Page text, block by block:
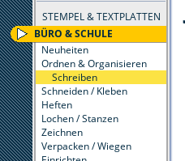
STEMPEL & TEXTPLATTEN
BÜRO & SCHULE
Neuheiten
Ordnen & Organisieren
Schreiben
Schneiden / Kleben
Heften
Lochen / Stanzen
Zeichnen
Verpacken / Wiegen